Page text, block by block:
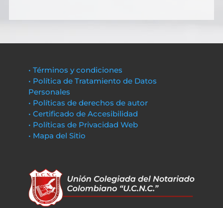
• Términos y condiciones
• Política de Tratamiento de Datos
Personales
• Políticas de derechos de autor
• Certificado de Accesibilidad
• Políticas de Privacidad Web
• Mapa del Sitio